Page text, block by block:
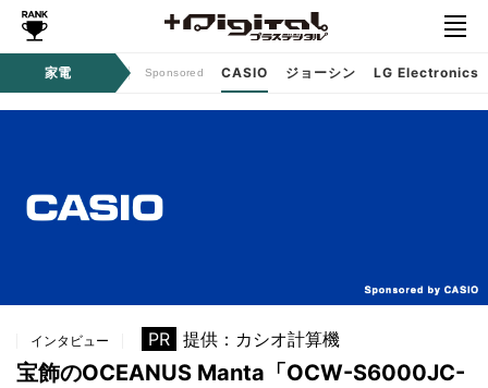
家電
タルコンテンツ Sponsored CASIO ジョーシン LG Electronics
インタビュー PR 提供：カシオ計算機
宝飾のOCEANUS Manta「OCW-S6000JC-